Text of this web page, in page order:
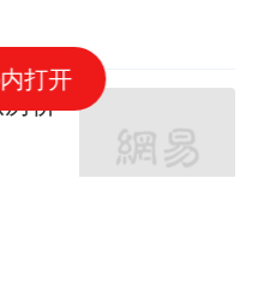
价
打开